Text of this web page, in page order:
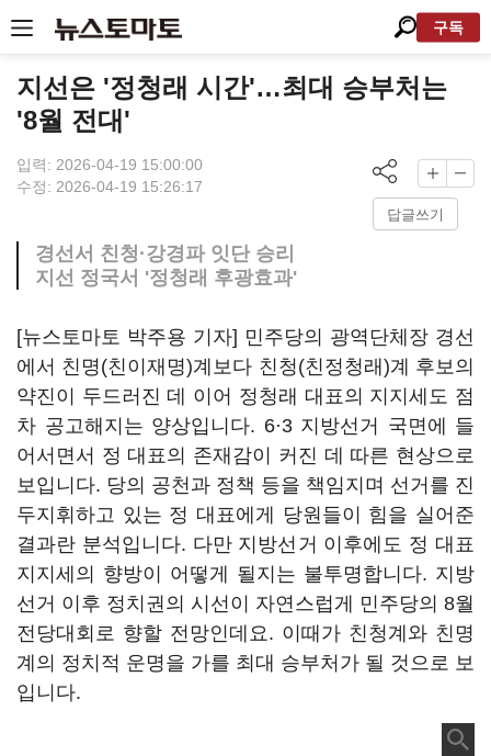
구독
지선은 '정청래 시간'…최대 승부처는
'8월 전대'
입력: 2026-04-19 15:00:00
수정: 2026-04-19 15:26:17
답글쓰기
경선서 친청·강경파 잇단 승리
지선 정국서 '정청래 후광효과'
[뉴스토마토 박주용 기자] 민주당의 광역단체장 경선
에서 친명(친이재명)계보다 친청(친정청래)계 후보의
약진이 두드러진 데 이어 정청래 대표의 지지세도 점
차 공고해지는 양상입니다. 6·3 지방선거 국면에 들
어서면서 정 대표의 존재감이 커진 데 따른 현상으로
보입니다. 당의 공천과 정책 등을 책임지며 선거를 진
두지휘하고 있는 정 대표에게 당원들이 힘을 실어준
결과란 분석입니다. 다만 지방선거 이후에도 정 대표
지지세의 향방이 어떻게 될지는 불투명합니다. 지방
선거 이후 정치권의 시선이 자연스럽게 민주당의 8월
전당대회로 향할 전망인데요. 이때가 친청계와 친명
계의 정치적 운명을 가를 최대 승부처가 될 것으로 보
입니다.